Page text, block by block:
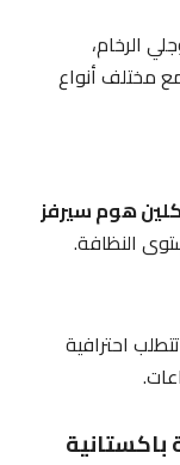
الرخام،
أنواع
هوم سيرفز
النظافة.
احترافية